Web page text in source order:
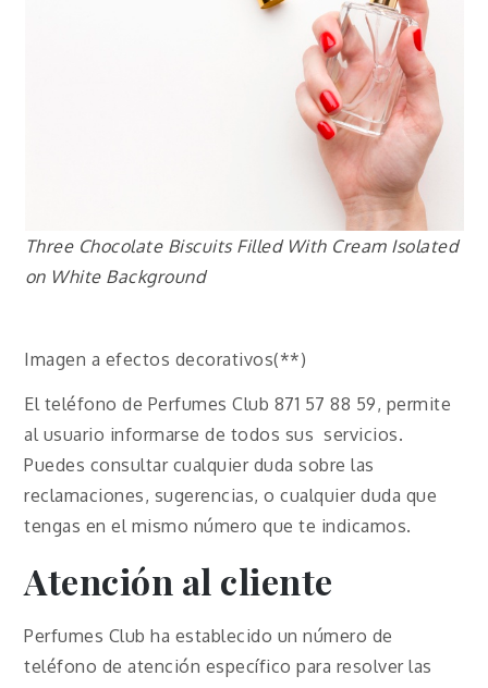
Three Chocolate Biscuits Filled With Cream Isolated
on White Background
Imagen a efectos decorativos(**)
El teléfono de Perfumes Club 871 57 88 59, permite
al usuario informarse de todos sus servicios.
Puedes consultar cualquier duda sobre las
reclamaciones, sugerencias, o cualquier duda que
tengas en el mismo número que te indicamos.
Atención al cliente
Perfumes Club ha establecido un número de
teléfono de atención específico para resolver las